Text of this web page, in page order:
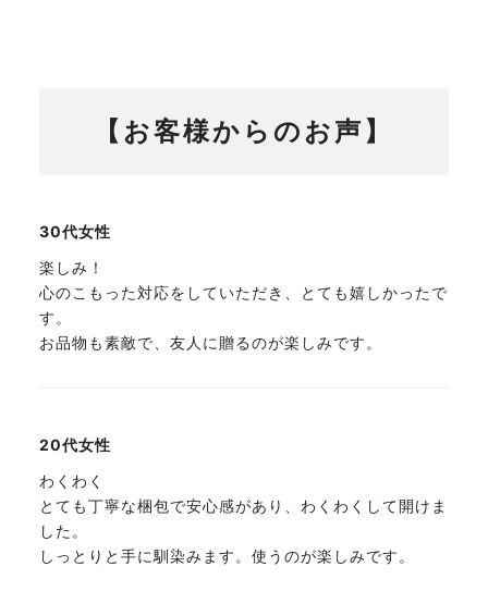
【お客様からのお声】
30代女性
楽しみ！
心のこもった対応をしていただき、とても嬉しかったで
す。
お品物も素敵で、友人に贈るのが楽しみです。
20代女性
わくわく
とても丁寧な梱包で安心感があり、わくわくして開けま
した。
しっとりと手に馴染みます。使うのが楽しみです。